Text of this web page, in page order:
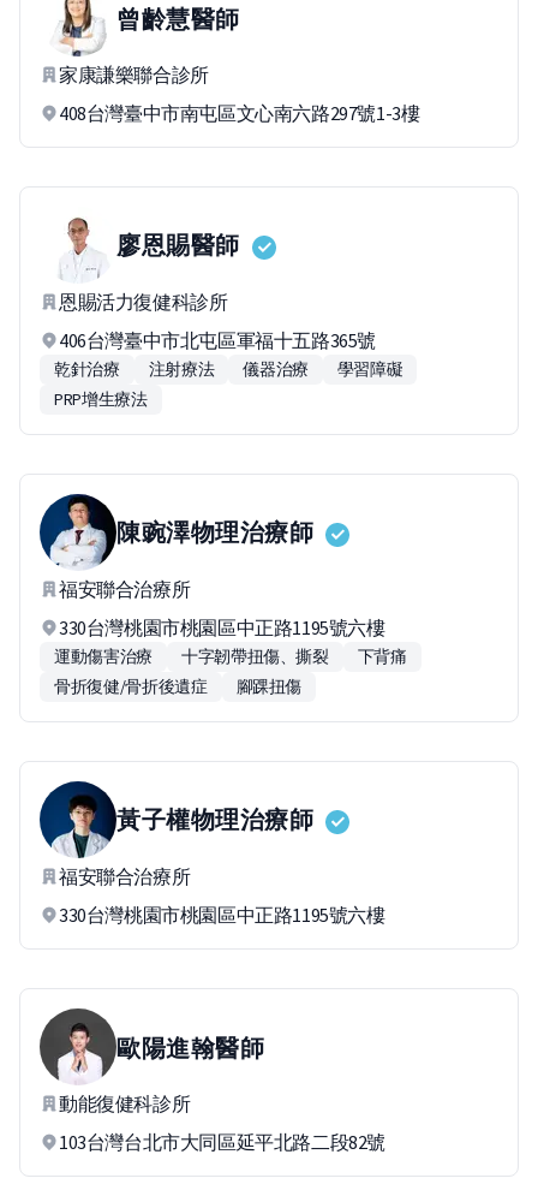
曾齡慧醫師
家康謙樂聯合診所
408台灣臺中市南屯區文心南六路297號1-3樓
廖恩賜醫師
恩賜活力復健科診所
406台灣臺中市北屯區軍福十五路365號
乾針治療 注射療法 儀器治療
學習障礙
PRP增生療法
陳豌澤物理治療師
福安聯合治療所
330台灣桃園市桃園區中正路1195號六樓
運動傷害治療 十字韌帶扭傷、撕裂
下背痛
骨折復健/骨折後遺症
腳踝扭傷
黃子權物理治療師
福安聯合治療所
330台灣桃園市桃園區中正路1195號六樓
歐陽進翰醫師
動能復健科診所
103台灣台北市大同區延平北路二段82號